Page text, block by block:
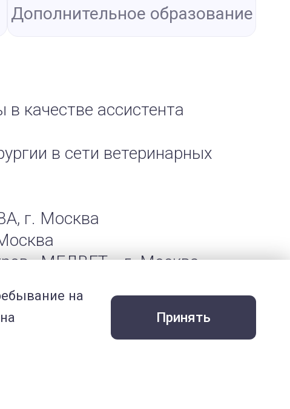
Дополнительное образование
качестве ассистента
в сети ветеринарных
г. Москва
«МЕДВЕТ». г. Москва
на
Принять